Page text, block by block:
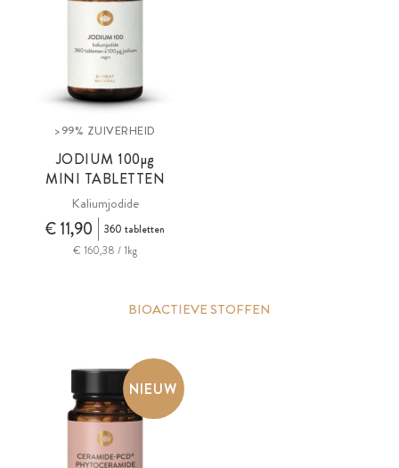
>99% ZUIVERHEID
JODIUM 100µg
MINI TABLETTEN
Kaliumjodide
€ 11,90
360 tabletten
€ 160,38 / 1kg
BIOACTIEVE STOFFEN
NIEUW